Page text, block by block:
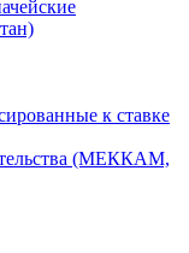
(МЕУКАМ,
к ставке
(МЕККАМ,